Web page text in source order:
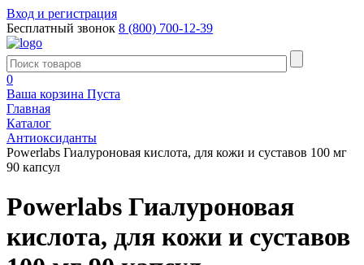
Вход и регистрация
Бесплатный звонок 8 (800) 700-12-39
0
Ваша корзина Пуста
Главная
Каталог
Антиоксиданты
Powerlabs Гиалуроновая кислота, для кожи и суставов 100 мг
90 капсул
Powerlabs Гиалуроновая
кислота, для кожи и суставов